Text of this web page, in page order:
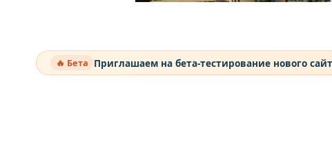
🔥 Бета Приглашаем на бета-тестирование нового